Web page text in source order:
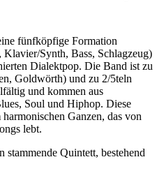
fünfköpfige Formation
Klavier/Synth, Bass, Schlagzeug)
Dialektpop. Die Band ist zu
Goldwörth) und zu 2/5teln
und kommen aus
Soul und Hiphop. Diese
Ganzen, das von
lebt.
stammende Quintett, bestehend